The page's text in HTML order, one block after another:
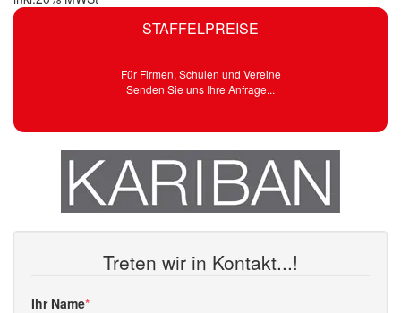
STAFFELPREISE
Für Firmen, Schulen und Vereine
Senden Sie uns Ihre Anfrage...
Treten wir in Kontakt...!
Ihr Name